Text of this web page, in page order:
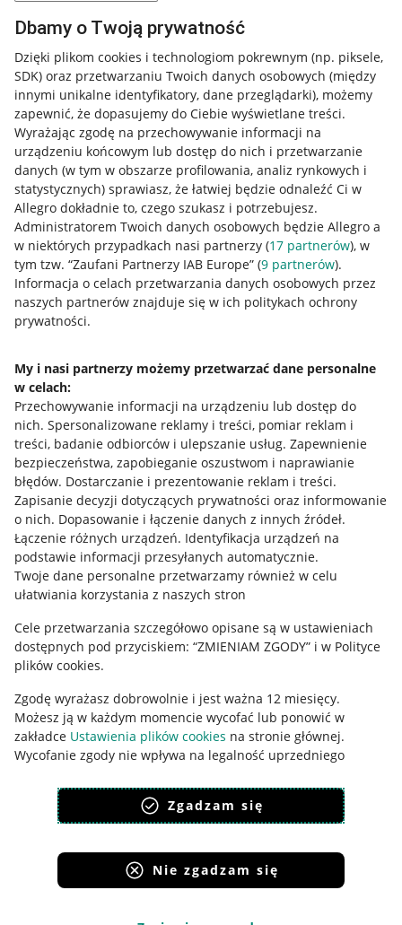
Dbamy o Twoją prywatność
Dzięki plikom cookies i technologiom pokrewnym (np. piksele,
SDK) oraz przetwarzaniu Twoich danych osobowych (między
innymi unikalne identyfikatory, dane przeglądarki), możemy
zapewnić, że dopasujemy do Ciebie wyświetlane treści.
Wyrażając zgodę na przechowywanie informacji na
urządzeniu końcowym lub dostęp do nich i przetwarzanie
danych (w tym w obszarze profilowania, analiz rynkowych i
statystycznych) sprawiasz, że łatwiej będzie odnaleźć Ci w
Allegro dokładnie to, czego szukasz i potrzebujesz.
Administratorem Twoich danych osobowych będzie Allegro a
w niektórych przypadkach nasi partnerzy (17 partnerów), w
tym tzw. “Zaufani Partnerzy IAB Europe” (9 partnerów).
Informacja o celach przetwarzania danych osobowych przez
naszych partnerów znajduje się w ich politykach ochrony
prywatności.
My i nasi partnerzy możemy przetwarzać dane personalne
w celach:
Przechowywanie informacji na urządzeniu lub dostęp do
nich. Spersonalizowane reklamy i treści, pomiar reklam i
treści, badanie odbiorców i ulepszanie usług. Zapewnienie
bezpieczeństwa, zapobieganie oszustwom i naprawianie
błędów. Dostarczanie i prezentowanie reklam i treści.
Zapisanie decyzji dotyczących prywatności oraz informowanie
o nich. Dopasowanie i łączenie danych z innych źródeł.
Łączenie różnych urządzeń. Identyfikacja urządzeń na
podstawie informacji przesyłanych automatycznie.
Twoje dane personalne przetwarzamy również w celu
ułatwiania korzystania z naszych stron
Cele przetwarzania szczegółowo opisane są w ustawieniach
dostępnych pod przyciskiem: “ZMIENIAM ZGODY” i w Polityce
plików cookies.
Zgodę wyrażasz dobrowolnie i jest ważna 12 miesięcy.
Możesz ją w każdym momencie wycofać lub ponowić w
zakładce Ustawienia plików cookies na stronie głównej.
Wycofanie zgody nie wpływa na legalność uprzedniego
polityka plików cookies
polityka ochrony prywatności
Zgadzam się
Nie zgadzam się
Przydatne informacje
Jak to działa
Napisz do nas
Allegro Gadane dla kupujących
Mapa miejscowości
Informacje prawne
Regulamin
Polityka plików "cookies"
Ustawienia plików "cookies"
Udostępnianie lokalizacji
Pobierz aplikację
Korzystanie z serwisu oznacza akceptacjęregulaminu